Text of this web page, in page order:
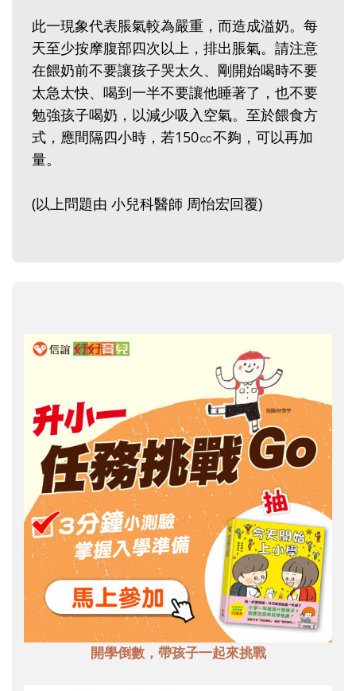
此一現象代表脹氣較為嚴重，而造成溢奶。每
天至少按摩腹部四次以上，排出脹氣。請注意
在餵奶前不要讓孩子哭太久、剛開始喝時不要
太急太快、喝到一半不要讓他睡著了，也不要
勉強孩子喝奶，以減少吸入空氣。至於餵食方
式，應間隔四小時，若150㏄不夠，可以再加
量。
(以上問題由 小兒科醫師 周怡宏回覆)
開學倒數，帶孩子一起來挑戰